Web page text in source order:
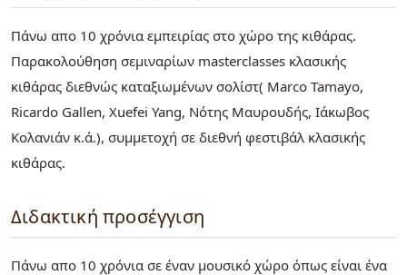
Πάνω απο 10 χρόνια εμπειρίας στο χώρο της κιθάρας.
Παρακολούθηση σεμιναρίων masterclasses κλασικής
κιθάρας διεθνώς καταξιωμένων σολίστ( Marco Tamayo,
Ricardo Gallen, Xuefei Yang, Νότης Μαυρουδής, Ιάκωβος
Κολανιάν κ.ά.), συμμετοχή σε διεθνή φεστιβάλ κλασικής
κιθάρας.
Διδακτική προσέγγιση
Πάνω απο 10 χρόνια σε έναν μουσικό χώρο όπως είναι ένα